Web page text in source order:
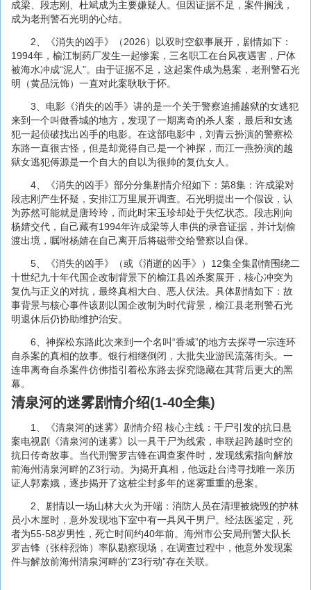
成梁、段志刚、杜斌成为主要嫌疑人。但因证据不足，案件搁浅，
成为老刑警石光明的心结。
2、《消失的凶手》（2026）以双时空叙事展开，剧情如下：
1994年，榆江制药厂发生一起惨案，三名职工在台风夜遇害，尸体
被海水冲成“泥人”。由于证据不足，这起案件成为悬案，老刑警石光
明（黄品沅饰）一直对此案耿耿于怀。
3、电影《消失的凶手》讲的是一个关于警察追捕越狱的女逃犯
来到一个叫做香城的地方，发现了一期离奇的杀人案，最后和女逃
犯一起侦破找出凶手的电影。在这部电影中，刘青云扮演的警察松
东路一直很古怪，但是却觉得自己是一个神探，而江一燕扮演的越
狱女逃犯傅源是一个自大的自以为很帅的复仇女人。
4、《消失的凶手》部分分集剧情介绍如下：第8集：许成梁对
段志刚产生怀疑，安排江万里展开调查。石光明提出一个假设，认
为苏然可能就是唐玲玲，而此时宋玉珍却处于失忆状态。段志刚向
杨婧交代，自己藏有1994年许成梁等人串供的录音证据，并计划偷
渡出境，嘱咐杨婧在自己离开后将磁带交给警察以自保。
5、《消失的凶手》（或《消逝的凶手》）12集全集剧情围绕二
十世纪九十年代国企改制背景下的榆江县凶杀案展开，核心冲突为
复仇与正义的对抗，最终真相大白、恶人伏法。具体剧情如下：故
事背景与核心事件该剧以国企改制为时代背景，榆江县老刑警石光
明退休后仍协助维护治安。
6、神探松东路此次来到一个名叫“香城”的地方去探寻一宗连环
自杀案的真相的故事。银行相继倒闭，大批失业游民流落街头。一
连串离奇自杀案件仿佛指引着松东路去探究隐藏在其背后更大的黑
幕。
清泉河的迷雾剧情介绍(1-40全集)
1、《清泉河的迷雾》剧情介绍 核心主线：干尸引发的抗日悬
案电视剧《清泉河的迷雾》以一具干尸为线索，串联起跨越时空的
抗日传奇故事。当代刑警罗吉锋在调查案件时，发现线索指向解放
前海州清泉河畔的Z3行动。为揭开真相，他远赴台湾寻找唯一亲历
证人郭素娥，逐步揭开了这桩尘封多年的迷雾重重的悬案。
2、剧情以一场山林大火为开端：消防人员在清理被烧毁的护林
员小木屋时，意外发现地下室中有一具风干男尸。经法医鉴定，死
者为55-58岁男性，死亡时间约40年前。海州市公安局刑警大队长
罗吉锋（张梓烈饰）率队勘察现场，在调查过程中，他意外发现案
件与解放前海州清泉河畔的“Z3行动”存在关联。